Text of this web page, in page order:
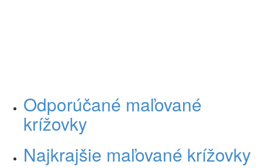
Odporúčané maľované
krížovky
Najkrajšie maľované krížovky